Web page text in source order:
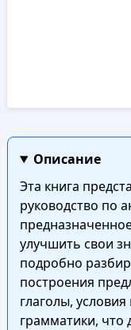
Описание
Эта книга
руководство по
улучшить свои
подробно
построения
глаголы,
грамматики, что